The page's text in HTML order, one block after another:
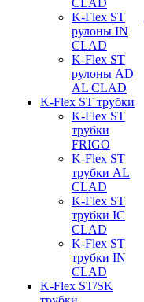
CLAD
K-Flex ST
рулоны IN
CLAD
K-Flex ST
рулоны AD
AL CLAD
K-Flex ST трубки
K-Flex ST
трубки
FRIGO
K-Flex ST
трубки AL
CLAD
K-Flex ST
трубки IC
CLAD
K-Flex ST
трубки IN
CLAD
K-Flex ST/SK